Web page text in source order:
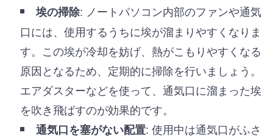
埃の掃除: ノートパソコン内部のファンや通気
口には、使用するうちに埃が溜まりやすくなりま
す。この埃が冷却を妨げ、熱がこもりやすくなる
原因となるため、定期的に掃除を行いましょう。
エアダスターなどを使って、通気口に溜まった埃
を吹き飛ばすのが効果的です。
通気口を塞がない配置: 使用中は通気口がふさ